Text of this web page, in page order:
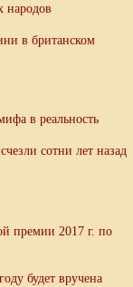
народов
в британском
в реальность
сотни лет назад
премии 2017 г. по
будет вручена